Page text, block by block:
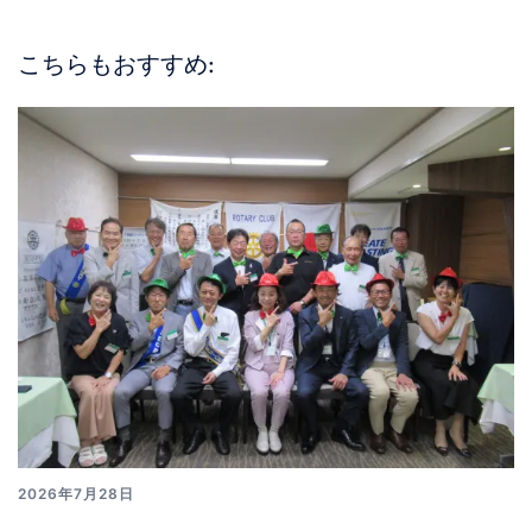
こちらもおすすめ:
2026年7月28日